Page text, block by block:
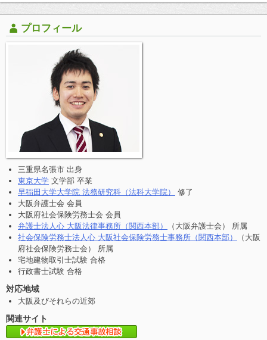
プロフィール
三重県名張市 出身
東京大学 文学部 卒業
早稲田大学大学院 法務研究科（法科大学院）
修了
大阪弁護士会 会員
大阪府社会保険労務士会 会員
弁護士法人心 大阪法律事務所（関西本部）
（大阪弁護士会） 所属
社会保険労務士法人心 大阪社会保険労務士事務所（関西本部）
（大阪
府社会保険労務士会） 所属
宅地建物取引士試験 合格
行政書士試験 合格
対応地域
大阪及びそれらの近郊
関連サイト